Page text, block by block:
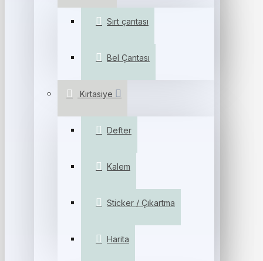
Sırt çantası
Bel Çantası
Kırtasiye
Defter
Kalem
Sticker / Çıkartma
Harita